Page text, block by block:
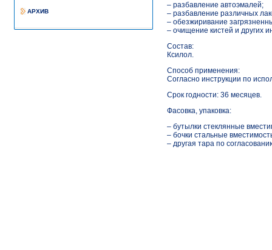
АРХИВ
– разбавление автоэмалей;
– разбавление различных
– обезжиривание
– очищение кистей и других
Состав:
Ксилол.
Способ применения:
Согласно инструкции по
Срок годности: 36 месяцев.
Фасовка, упаковка:
– бутылки стеклянные
– бочки стальные
– другая тара по